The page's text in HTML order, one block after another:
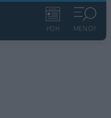
ΡΟΗ ΜΕΝΟΥ